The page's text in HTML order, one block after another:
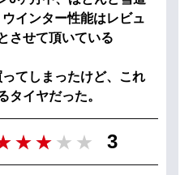
インター性能はレビュ
させて頂いている
てしまったけど、これ
タイヤだった。
3